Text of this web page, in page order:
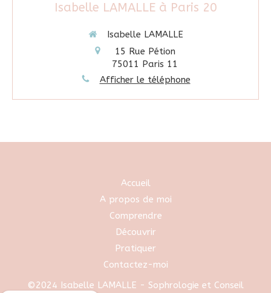
Isabelle LAMALLE à Paris 20
Isabelle LAMALLE
15 Rue Pétion
75011 Paris 11
Afficher le téléphone
Accueil
A propos de moi
Comprendre
Découvrir
Pratiquer
Contactez-moi
©2024 Isabelle LAMALLE - Sophrologie et Conseil